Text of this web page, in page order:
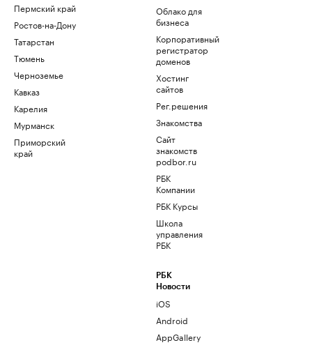
Пермский край
Ростов-на-Дону
Татарстан
Тюмень
Черноземье
Кавказ
Карелия
Мурманск
Приморский
край
Облако для
бизнеса
Корпоративный
регистратор
доменов
Хостинг
сайтов
Рег.решения
Знакомства
Сайт
знакомств
podbor.ru
РБК
Компании
РБК Курсы
Школа
управления
РБК
РБК
Новости
iOS
Android
AppGallery